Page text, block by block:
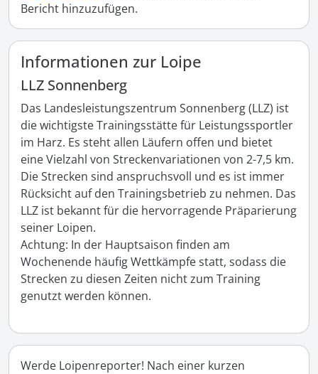
Bericht hinzuzufügen.
Informationen zur Loipe
LLZ Sonnenberg
Das Landesleistungszentrum Sonnenberg (LLZ) ist
die wichtigste Trainingsstätte für Leistungssportler
im Harz. Es steht allen Läufern offen und bietet
eine Vielzahl von Streckenvariationen von 2-7,5 km.
Die Strecken sind anspruchsvoll und es ist immer
Rücksicht auf den Trainingsbetrieb zu nehmen. Das
LLZ ist bekannt für die hervorragende Präparierung
seiner Loipen.
Achtung: In der Hauptsaison finden am
Wochenende häufig Wettkämpfe statt, sodass die
Strecken zu diesen Zeiten nicht zum Training
genutzt werden können.
Werde Loipenreporter! Nach einer kurzen